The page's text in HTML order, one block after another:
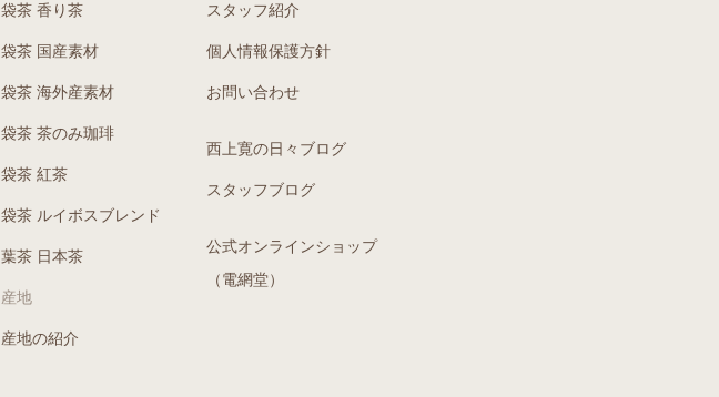
袋茶 香り茶
袋茶 国産素材
袋茶 海外産素材
袋茶 茶のみ珈琲
袋茶 紅茶
袋茶 ルイボスブレンド
葉茶 日本茶
産地
産地の紹介
スタッフ紹介
個人情報保護方針
お問い合わせ
西上寛の日々ブログ
スタッフブログ
公式オンラインショップ
（電網堂）